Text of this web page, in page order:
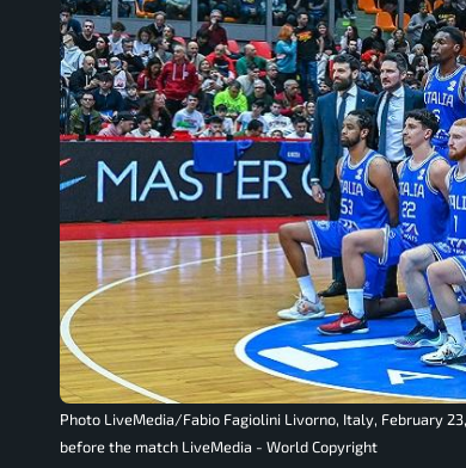
Photo LiveMedia/Fabio Fagiolini Livorno, Italy, February
before the match LiveMedia - World Copyright